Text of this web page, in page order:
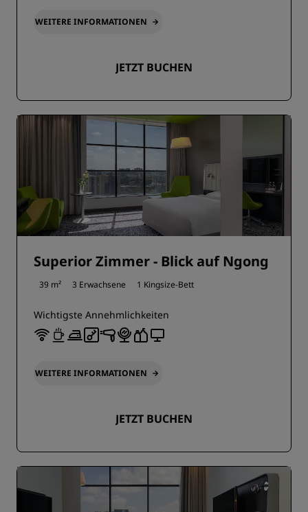
WEITERE INFORMATIONEN
JETZT BUCHEN
Superior Zimmer - Blick auf Ngong
39 m² 3 Erwachsene 1 Kingsize-Bett
Wichtigste Annehmlichkeiten
WEITERE INFORMATIONEN
JETZT BUCHEN